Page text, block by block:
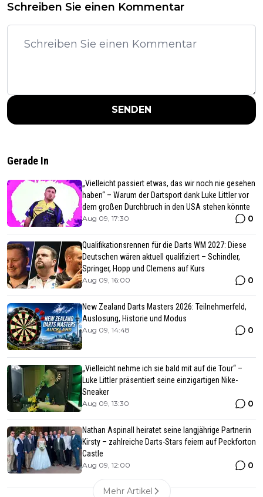
Schreiben Sie einen Kommentar
SENDEN
Gerade In
„Vielleicht passiert etwas, das wir noch nie gesehen
haben“ – Warum der Dartsport dank Luke Littler vor
dem großen Durchbruch in den USA stehen könnte
Aug 09, 17:30 0
Qualifikationsrennen für die Darts WM 2027: Diese
Deutschen wären aktuell qualifiziert – Schindler,
Springer, Hopp und Clemens auf Kurs
Aug 09, 16:00 0
New Zealand Darts Masters 2026: Teilnehmerfeld,
Auslosung, Historie und Modus
Aug 09, 14:48 0
„Vielleicht nehme ich sie bald mit auf die Tour“ –
Luke Littler präsentiert seine einzigartigen Nike-
Sneaker
Aug 09, 13:30 0
Nathan Aspinall heiratet seine langjährige Partnerin
Kirsty – zahlreiche Darts-Stars feiern auf Peckforton
Castle
Aug 09, 12:00 0
Mehr Artikel